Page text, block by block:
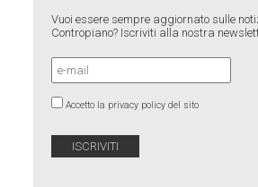
Vuoi essere sempre aggiornato sulle
Contropiano? Iscriviti alla nostra
Accetto la privacy policy del sito